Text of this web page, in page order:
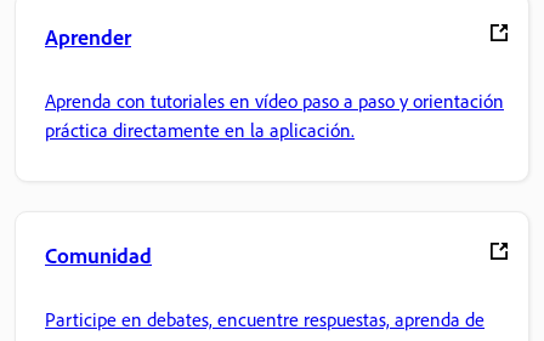
Aprender
Aprenda con tutoriales en vídeo paso a paso y orientación
práctica directamente en la aplicación.
Comunidad
Participe en debates, encuentre respuestas, aprenda de